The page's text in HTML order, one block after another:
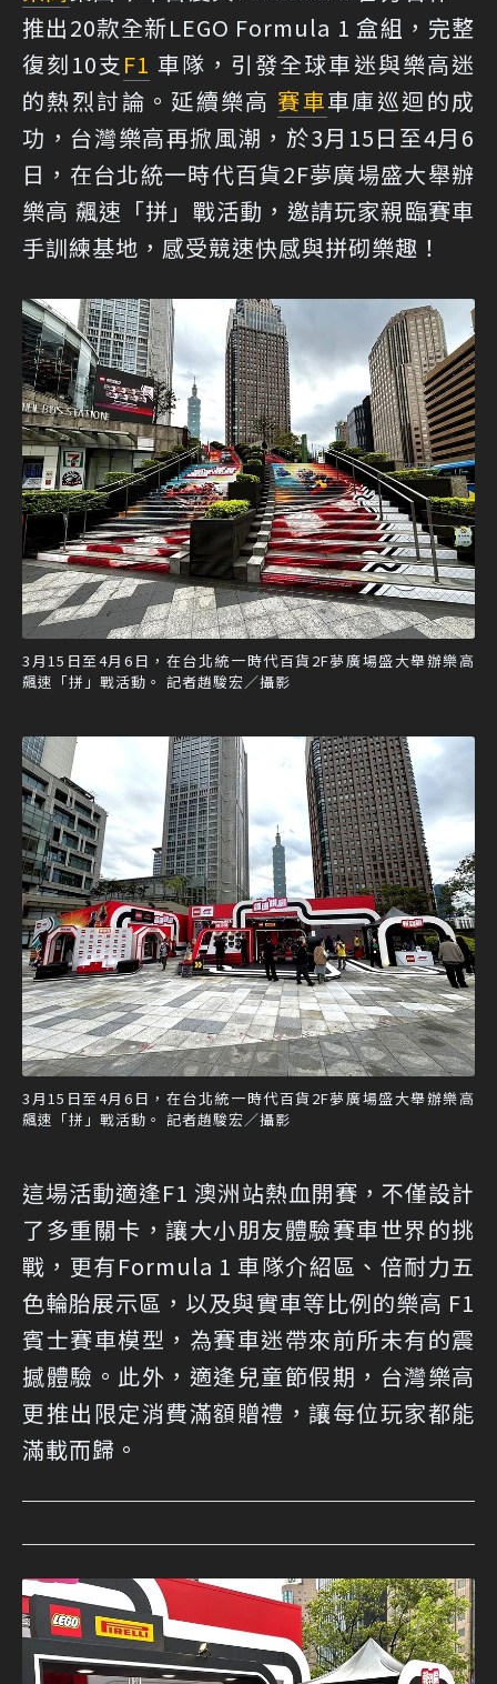
推出20款全新LEGO Formula 1 盒組，完整
復刻10支F1 車隊，引發全球車迷與樂高迷
的熱烈討論。延續樂高 賽車車庫巡迴的成
功，台灣樂高再掀風潮，於3月15日至4月6
日，在台北統一時代百貨2F夢廣場盛大舉辦
樂高 飆速「拼」戰活動，邀請玩家親臨賽車
手訓練基地，感受競速快感與拼砌樂趣！
3月15日至4月6日，在台北統一時代百貨2F夢廣場盛大舉辦樂高
飆速「拼」戰活動。 記者趙駿宏／攝影
3月15日至4月6日，在台北統一時代百貨2F夢廣場盛大舉辦樂高
飆速「拼」戰活動。 記者趙駿宏／攝影
這場活動適逢F1 澳洲站熱血開賽，不僅設計
了多重關卡，讓大小朋友體驗賽車世界的挑
戰，更有Formula 1 車隊介紹區、倍耐力五
色輪胎展示區，以及與實車等比例的樂高 F1
賓士賽車模型，為賽車迷帶來前所未有的震
撼體驗。此外，適逢兒童節假期，台灣樂高
更推出限定消費滿額贈禮，讓每位玩家都能
滿載而歸。